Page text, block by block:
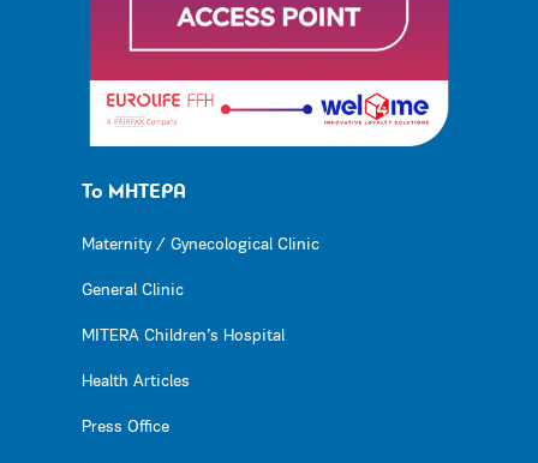
Το ΜΗΤΕΡΑ
Maternity / Gynecological Clinic
General Clinic
MITERA Children’s Hospital
Health Articles
Press Office